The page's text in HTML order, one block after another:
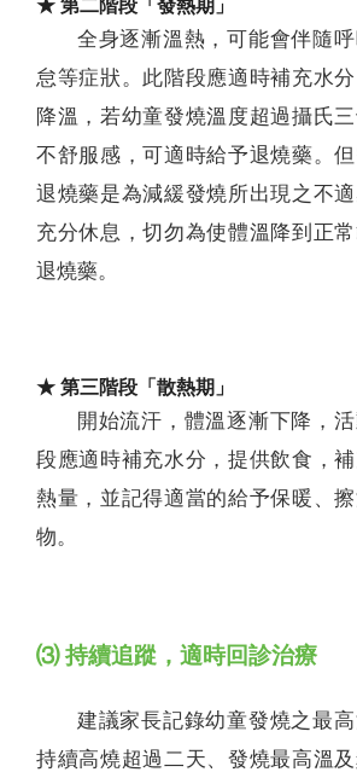
★ 第二階段「發熱期」
全身逐漸溫熱，可能會伴隨
怠等症狀。此階段應適時補充水
降溫，若幼童發燒溫度超過攝氏
不舒服感，可適時給予退燒藥。但
退燒藥是為減緩發燒所出現之不
充分休息，切勿為使體溫降到正
退燒藥。
★ 第三階段「散熱期」
開始流汗，體溫逐漸下降，
段應適時補充水分，提供飲食，
熱量，並記得適當的給予保暖、
物。
⑶ 持續追蹤，適時回診治療
建議家長記錄幼童發燒之最
持續高燒超過二天、發燒最高溫及